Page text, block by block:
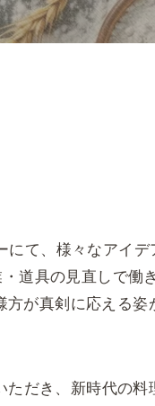
て、様々なアイデ
道具の見直しで働
が真剣に応える姿
だき、新時代の料